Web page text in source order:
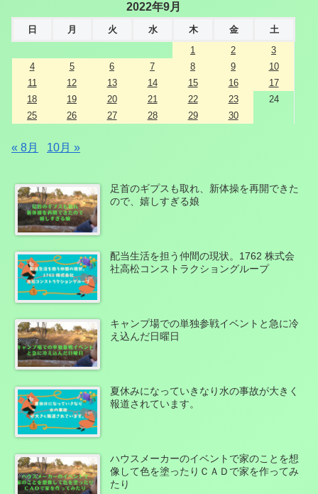
2022年9月
日 月 火 水 木 金
土
1
2
3
4
5 6 7 8 9
10
11
12 13 14 15 16
17
18
19 20 21 22 23
24
25
26 27 28 29 30
« 8月 10月 »
足首のギプスも取れ、新体操を再開できた
ので、嬉しすぎる娘
配当生活を担う仲間の現状。1762 株式会
社高松コンストラクショングループ
キャンプ場での単独参戦イベントと急に冷
え込んだ日曜日
夏休みになっていきなり水の事故が大きく
報道されています。
ハウスメーカーのイベントで家のことを想
像して色を塗ったりＣＡＤで家を作ってみ
たり